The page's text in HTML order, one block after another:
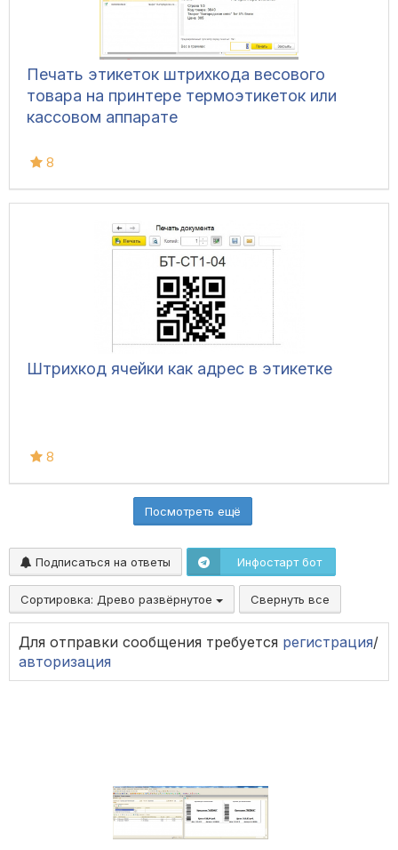
Печать этикеток штрихкода весового
товара на принтере термоэтикеток или
кассовом аппарате
8
Штрихкод ячейки как адрес в этикетке
8
Посмотреть ещё
Подписаться на ответы Инфостарт бот
Сортировка: Древо развёрнутое Свернуть все
Для отправки сообщения требуется регистрация/
авторизация